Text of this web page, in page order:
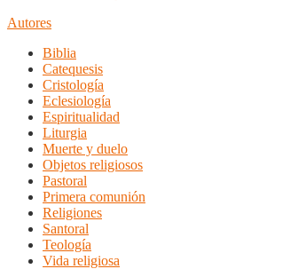
Autores
Biblia
Catequesis
Cristología
Eclesiología
Espiritualidad
Liturgia
Muerte y duelo
Objetos religiosos
Pastoral
Primera comunión
Religiones
Santoral
Teología
Vida religiosa